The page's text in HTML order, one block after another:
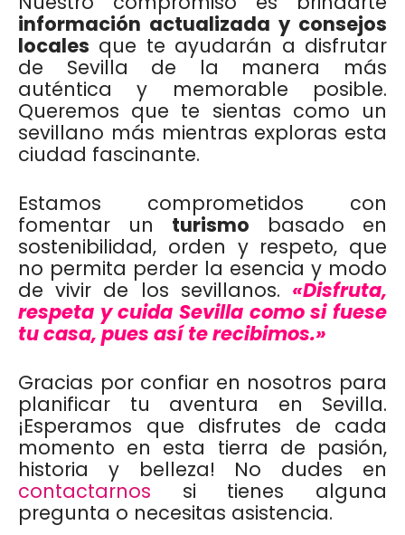
información actualizada y consejos
locales que te ayudarán a disfrutar
de Sevilla de la manera más
auténtica y memorable posible.
Queremos que te sientas como un
sevillano más mientras exploras esta
ciudad fascinante.
Estamos comprometidos con
fomentar un turismo basado en
sostenibilidad, orden y respeto, que
no permita perder la esencia y modo
de vivir de los sevillanos. «Disfruta,
respeta y cuida Sevilla como si fuese
tu casa, pues así te recibimos.»
Gracias por confiar en nosotros para
planificar tu aventura en Sevilla.
¡Esperamos que disfrutes de cada
momento en esta tierra de pasión,
historia y belleza! No dudes en
contactarnos si tienes alguna
pregunta o necesitas asistencia.